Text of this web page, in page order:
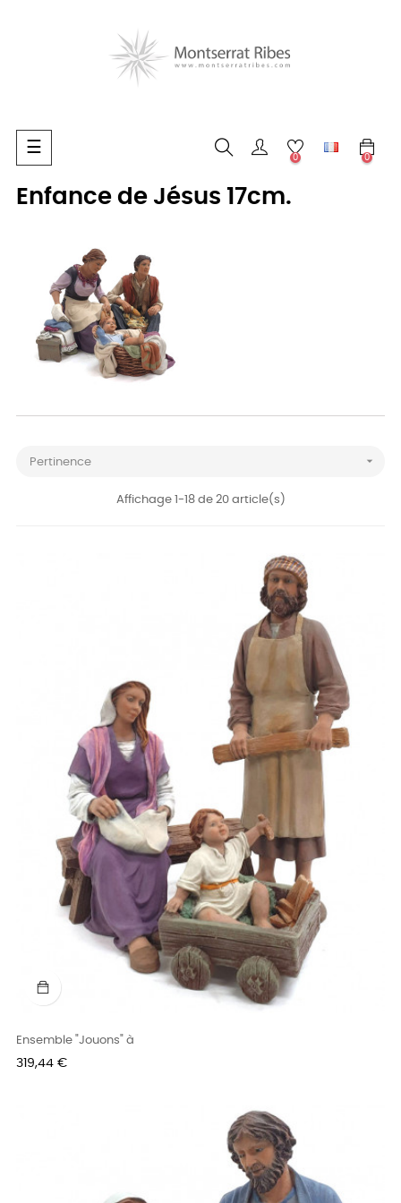
Basculer
la
navigation
☰
0 0
Enfance de Jésus 17cm.
Pertinence 
Affichage 1-18 de 20 article(s)
Ensemble "Jouons" à
Prix
319,44 €